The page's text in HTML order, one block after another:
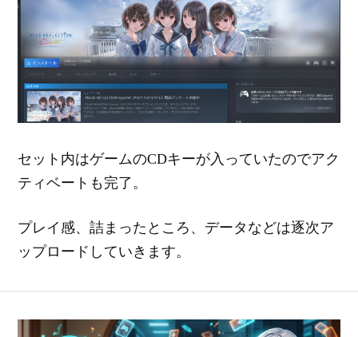
セット内はゲームのCDキーが入っていたのでアク
ティベートも完了。
プレイ感、詰まったところ、データなどは逐次ア
ップロードしていきます。